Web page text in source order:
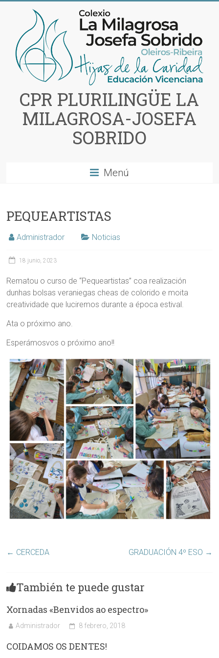
contenido
CPR PLURILINGÜE LA
MILAGROSA-JOSEFA
SOBRIDO
Menú
PEQUEARTISTAS
Administrador Noticias
18 junio, 2023
Rematou o curso de “Pequeartistas” coa realización
dunhas bolsas veraniegas cheas de colorido e moita
creatividade que luciremos durante a época estival.
Ata o próximo ano.
Esperámosvos o próximo ano!!
← CERCEDA GRADUACIÓN 4º ESO →
También te puede gustar
Xornadas «Benvidos ao espectro»
Administrador 8 febrero, 2018
COIDAMOS OS DENTES!